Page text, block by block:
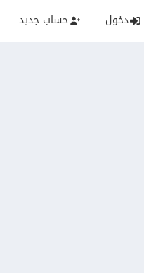
دخول حساب جديد